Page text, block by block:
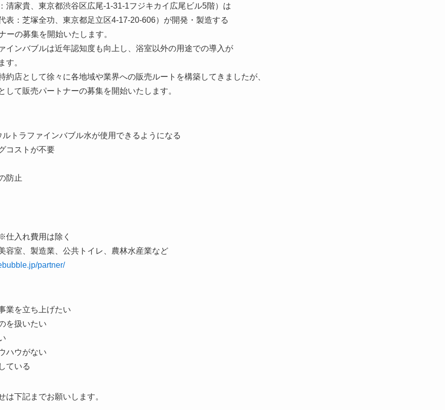
清家貴、東京都渋谷区広尾-1-31-1フジキカイ広尾ビル5階）は
表：芝塚全功、東京都足立区4-17-20-606）が開発・製造する
ーの募集を開始いたします。
インバブルは近年認知度も向上し、浴室以外の用途での導入が
す。
約店として徐々に各地域や業界への販売ルートを構築してきましたが、
して販売パートナーの募集を開始いたします。
ルトラファインバブル水が使用できるようになる
コストが不要
防止
入れ費用は除く
容室、製造業、公共トイレ、農林水産業など
partner/
業を立ち上げたい
を扱いたい
ハウがない
ている
下記までお願いします。